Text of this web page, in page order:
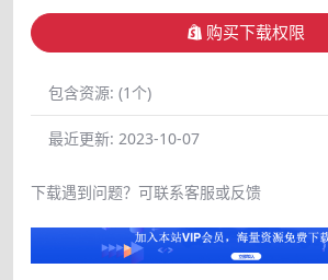
购买下载权限
包含资源: (1个)
最近更新: 2023-10-07
下载遇到问题？可联系客服或反馈